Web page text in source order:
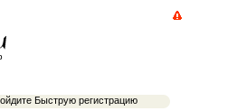
Быструю регистрацию